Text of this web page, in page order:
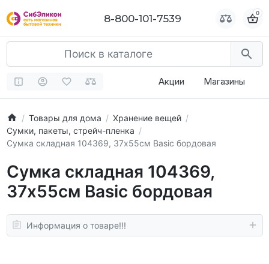
8-800-101-7539 0
Акции Магазины
Товары для дома
Хранение вещей
Сумки, пакеты, стрейч-пленка
Сумка складная 104369, 37х55см Basic бордовая
Сумка складная 104369,
37х55см Basic бордовая
Информация о товаре!!!
8-800-101-7539 0